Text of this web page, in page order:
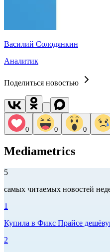
Василий Солодянкин
Аналитик
Поделиться новостью
0 0 0
Mediametrics
5
самых читаемых новостей
1
Купила в Фикс Прайсе
2